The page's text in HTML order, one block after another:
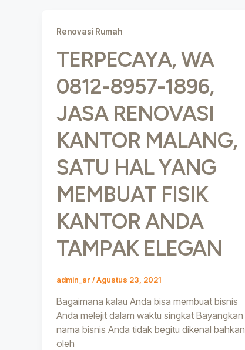
Renovasi Rumah
TERPECAYA, WA
0812-8957-1896,
JASA RENOVASI
KANTOR MALANG,
SATU HAL YANG
MEMBUAT FISIK
KANTOR ANDA
TAMPAK ELEGAN
admin_ar /Agustus 23, 2021
Bagaimana kalau Anda bisa membuat bisnis
Anda melejit dalam waktu singkat Bayangkan
nama bisnis Anda tidak begitu dikenal bahkan
oleh